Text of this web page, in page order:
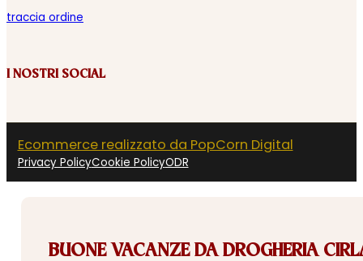
traccia ordine
I NOSTRI SOCIAL
Ecommerce realizzato da PopCorn Digital
Privacy PolicyCookie PolicyODR
BUONE VACANZE DA DROGHERIA